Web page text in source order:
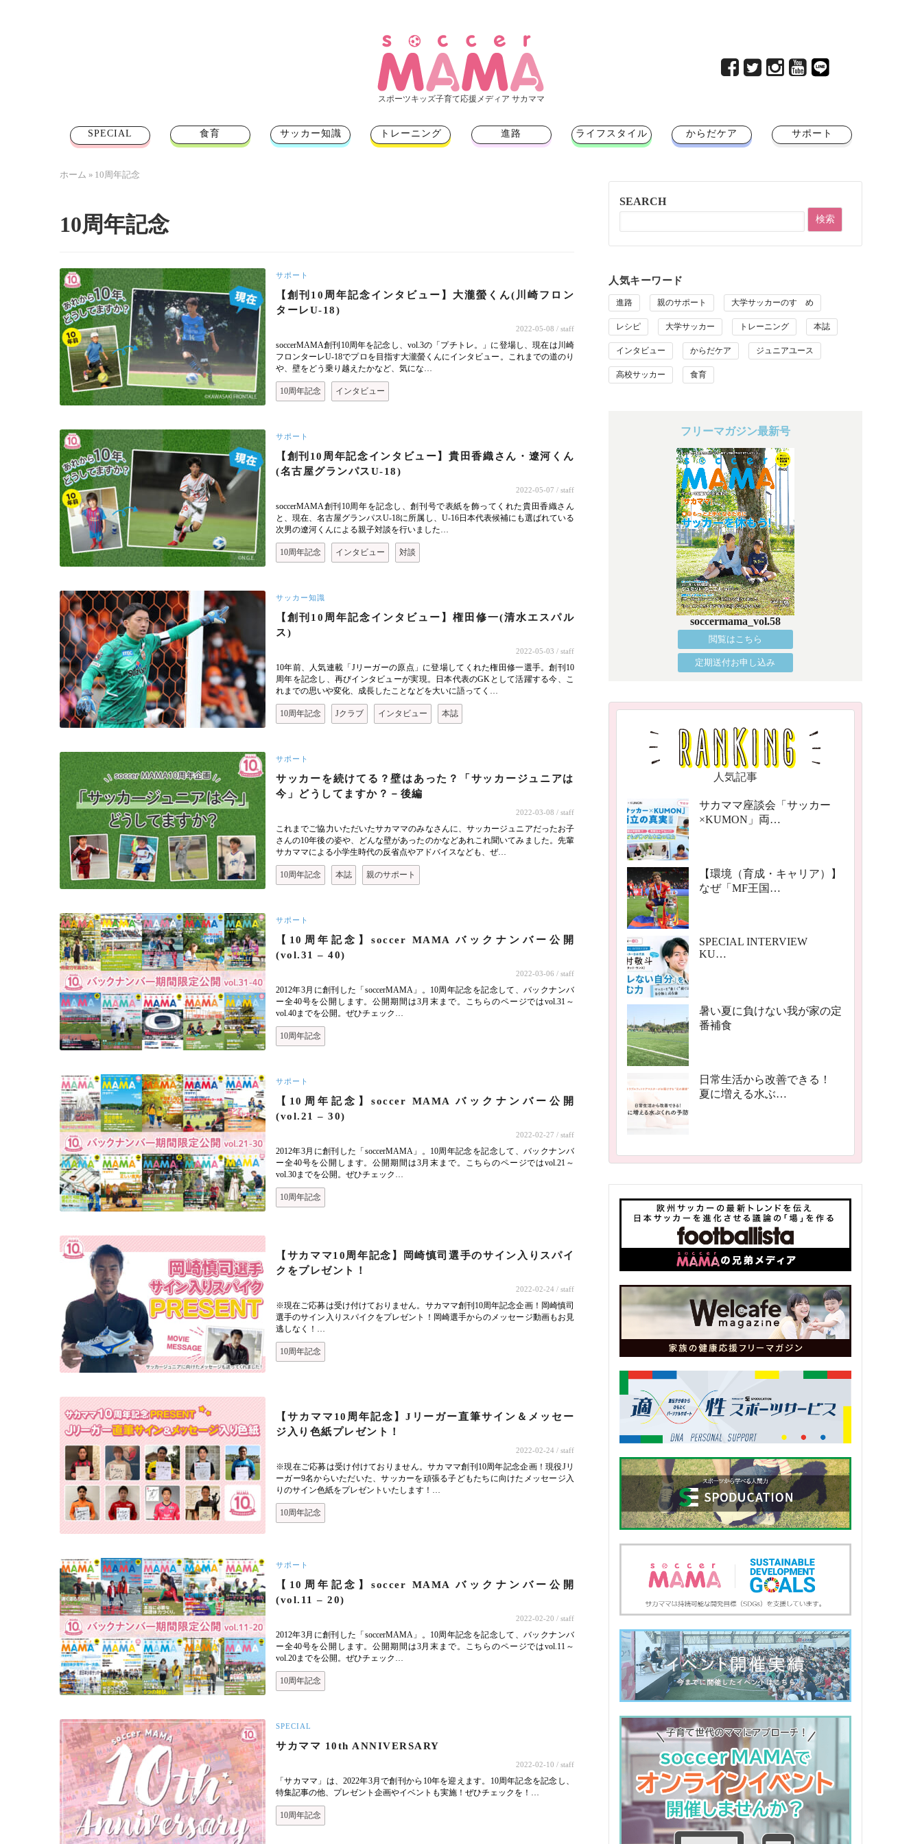
スポーツキッズ子育て応援メディア サカママ
SPECIAL 食育 サッカー知識 トレーニング 進路 ライフスタイル からだケア サポート
ホーム » 10周年記念
10周年記念
サポート
【創刊10周年記念インタビュー】大瀧螢くん(川崎フロン
ターレU-18)
2022-05-08 / staff
soccerMAMA創刊10周年を記念し、vol.3の「プチトレ。」に登場し、現在は川崎
フロンターレU-18でプロを目指す大瀧螢くんにインタビュー。これまでの道のり
や、壁をどう乗り越えたかなど、気にな…
10周年記念 インタビュー
サポート
【創刊10周年記念インタビュー】貴田香織さん・遼河くん
(名古屋グランパスU-18)
2022-05-07 / staff
soccerMAMA創刊10周年を記念し、創刊号で表紙を飾ってくれた貴田香織さん
と、現在、名古屋グランパスU-18に所属し、U-16日本代表候補にも選ばれている
次男の遼河くんによる親子対談を行いました…
10周年記念 インタビュー 対談
サッカー知識
【創刊10周年記念インタビュー】権田修一(清水エスパル
ス)
2022-05-03 / staff
10年前、人気連載「Jリーガーの原点」に登場してくれた権田修一選手。創刊10
周年を記念し、再びインタビューが実現。日本代表のGKとして活躍する今、こ
れまでの思いや変化、成長したことなどを大いに語ってく…
10周年記念 Jクラブ インタビュー 本誌
サポート
サッカーを続けてる？壁はあった？「サッカージュニアは
今」どうしてますか？－後編
2022-03-08 / staff
これまでご協力いただいたサカママのみなさんに、サッカージュニアだったお子
さんの10年後の姿や、どんな壁があったのかなどあれこれ聞いてみました。先輩
サカママによる小学生時代の反省点やアドバイスなども、ぜ…
10周年記念 本誌 親のサポート
サポート
【10周年記念】soccer MAMA バックナンバー公開
(vol.31 – 40)
2022-03-06 / staff
2012年3月に創刊した「soccerMAMA」。10周年記念を記念して、バックナンバ
ー全40号を公開します。公開期間は3月末まで。こちらのページではvol.31～
vol.40までを公開。ぜひチェック…
10周年記念
サポート
【10周年記念】soccer MAMA バックナンバー公開
(vol.21 – 30)
2022-02-27 / staff
2012年3月に創刊した「soccerMAMA」。10周年記念を記念して、バックナンバ
ー全40号を公開します。公開期間は3月末まで。こちらのページではvol.21～
vol.30までを公開。ぜひチェック…
10周年記念
【サカママ10周年記念】岡崎慎司選手のサイン入りスパイ
クをプレゼント！
2022-02-24 / staff
※現在ご応募は受け付けておりません。サカママ創刊10周年記念企画！岡崎慎司
選手のサイン入りスパイクをプレゼント！岡崎選手からのメッセージ動画もお見
逃しなく！…
10周年記念
【サカママ10周年記念】Jリーガー直筆サイン＆メッセー
ジ入り色紙プレゼント！
2022-02-24 / staff
※現在ご応募は受け付けておりません。サカママ創刊10周年記念企画！現役Jリ
ーガー9名からいただいた、サッカーを頑張る子どもたちに向けたメッセージ入
りのサイン色紙をプレゼントいたします！…
10周年記念
サポート
【10周年記念】soccer MAMA バックナンバー公開
(vol.11 – 20)
2022-02-20 / staff
2012年3月に創刊した「soccerMAMA」。10周年記念を記念して、バックナンバ
ー全40号を公開します。公開期間は3月末まで。こちらのページではvol.11～
vol.20までを公開。ぜひチェック…
10周年記念
SPECIAL
サカママ 10th ANNIVERSARY
2022-02-10 / staff
「サカママ」は、2022年3月で創刊から10年を迎えます。10周年記念を記念し、
特集記事の他、プレゼント企画やイベントも実施！ぜひチェックを！…
10周年記念
SEARCH
人気キーワード
進路 親のサポート 大学サッカーのすゝめ
レシピ 大学サッカー トレーニング 本誌
インタビュー からだケア ジュニアユース
高校サッカー 食育
フリーマガジン最新号
soccermama_vol.58
閲覧はこちら
定期送付お申し込み
人気記事
サカママ座談会「サッカー
×KUMON」両…
【環境（育成・キャリア）】
なぜ「MF王国…
SPECIAL INTERVIEW
KU…
暑い夏に負けない我が家の定
番補食
日常生活から改善できる！
夏に増える水ぶ…